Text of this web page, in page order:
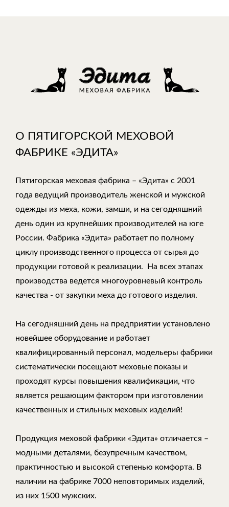
О ПЯТИГОРСКОЙ МЕХОВОЙ
ФАБРИКЕ «ЭДИТА»
Пятигорская меховая фабрика – «Эдита» с 2001
года ведущий производитель женской и мужской
одежды из меха, кожи, замши, и на сегодняшний
день один из крупнейших производителей на юге
России. Фабрика «Эдита» работает по полному
циклу производственного процесса от сырья до
продукции готовой к реализации. На всех этапах
производства ведется многоуровневый контроль
качества - от закупки меха до готового изделия.
На сегодняшний день на предприятии установлено
новейшее оборудование и работает
квалифицированный персонал, модельеры фабрики
систематически посещают меховые показы и
проходят курсы повышения квалификации, что
является решающим фактором при изготовлении
качественных и стильных меховых изделий!
Продукция меховой фабрики «Эдита» отличается –
модными деталями, безупречным качеством,
практичностью и высокой степенью комфорта. В
наличии на фабрике 7000 неповторимых изделий,
из них 1500 мужских.